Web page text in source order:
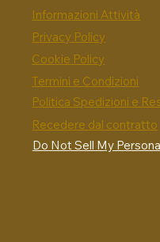
Informazioni Attività
Privacy Policy
Cookie Policy
Termini e Condizioni
Politica Spedizioni e
Recedere dal contratto
Do Not Sell My